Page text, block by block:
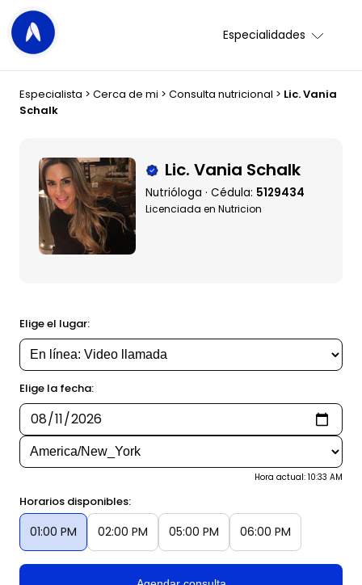
Especialidades
Especialista > Cerca de mi > Consulta nutricional > Lic. Vania
Schalk
Lic. Vania Schalk
Nutrióloga · Cédula: 5129434
Licenciada en Nutricion
Elige el lugar:
Elige la fecha:
Hora actual: 10:33 AM
Horarios disponibles:
01:00 PM 02:00 PM 05:00 PM 06:00 PM